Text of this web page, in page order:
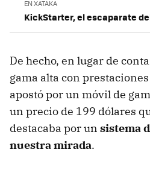
EN XATAKA
KickStarter, el escaparate
De hecho, en lugar de
gama alta con
apostó por un móvil de
un precio de 199 dólares
destacaba por un sistema
nuestra mirada.